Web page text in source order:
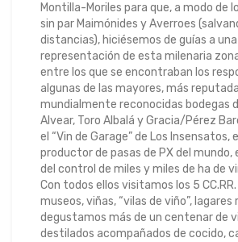
Montilla-Moriles para que, a modo de
sin par Maimónides y Averroes
distancias), hiciésemos de guías a
representación de esta milenaria
entre los que se encontraban los
algunas de las mayores, más
mundialmente reconocidas bodegas
Alvear, Toro Albalá y Gracia/Pérez
el “Vin de Garage” de Los Insensatos,
productor de pasas de PX del mundo,
del control de miles y miles de ha de
Con todos ellos visitamos los 5
museos, viñas, “vilas de viño”,
degustamos más de un centenar de
destilados acompañados de cocido,